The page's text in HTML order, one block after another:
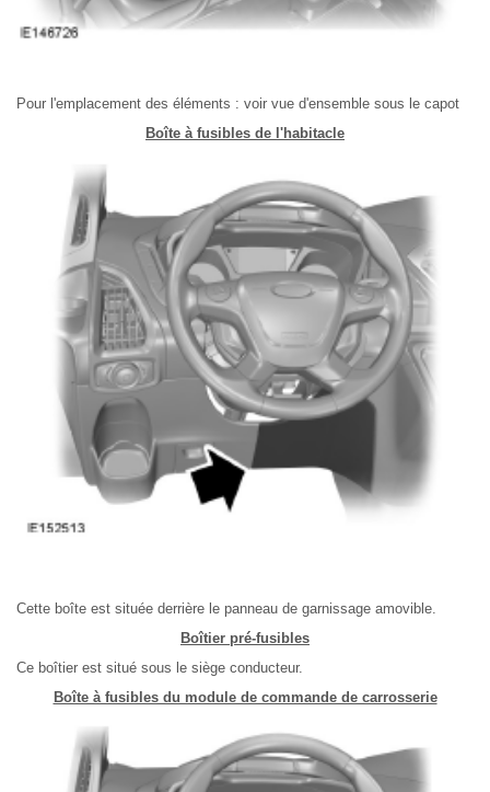
Pour l'emplacement des éléments : voir vue d'ensemble sous le capot
Boîte à fusibles de l'habitacle
Cette boîte est située derrière le panneau de garnissage amovible.
Boîtier pré-fusibles
Ce boîtier est situé sous le siège conducteur.
Boîte à fusibles du module de commande de carrosserie